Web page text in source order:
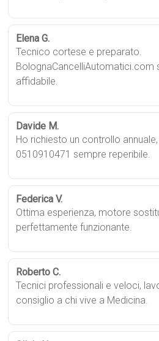
Elena G.
Tecnico cortese e preparato.
BolognaCancelliAutomatici.com
affidabile.
Davide M.
Ho richiesto un controllo
0510910471 sempre reperibile.
Federica V.
Ottima esperienza, motore
perfettamente funzionante.
Roberto C.
Tecnici professionali e veloci,
consiglio a chi vive a Medicina.